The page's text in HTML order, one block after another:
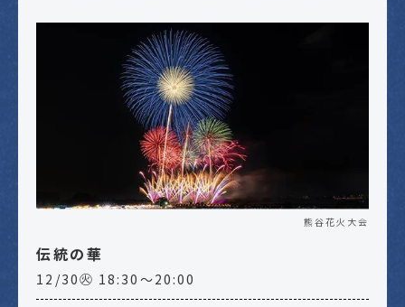
熊谷花火大会
伝統の華
12/30㊋ 18:30～20:00